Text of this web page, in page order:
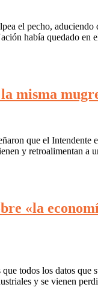
el pecho,
había quedado
misma
que el
y retroalimentan
«la
todos los datos
y se vienen